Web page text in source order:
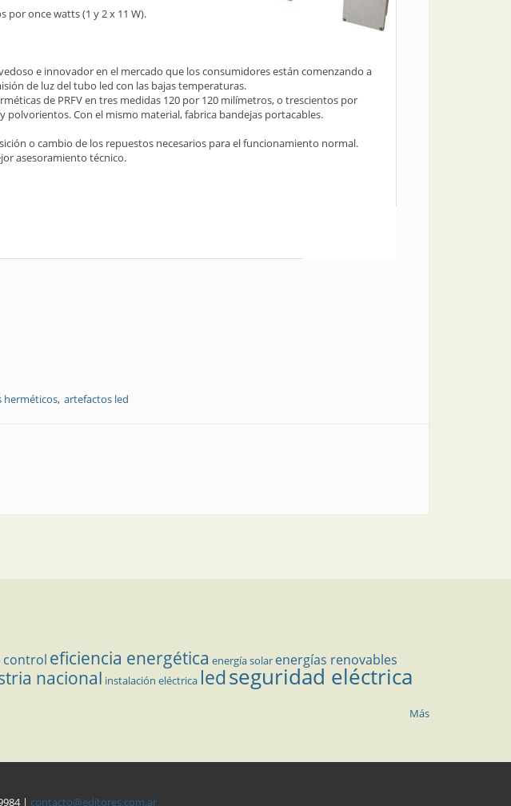
once watts (1 y 2 x 11 W).
e innovador en el mercado que los consumidores están comenzando a
de luz del tubo led con las bajas temperaturas.
de PRFV en tres medidas 120 por 120 milímetros, o trescientos por
polvorientos. Con el mismo material, fabrica bandejas portacables.
o cambio de los repuestos necesarios para el funcionamiento normal.
asesoramiento técnico.
herméticos artefactos led
control eficiencia energética energía solar energías renovables
nacional instalación eléctrica ledseguridad eléctrica
Más
| contacto@editores.com.ar